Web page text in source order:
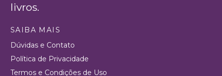
livros.
SAIBA MAIS
Dúvidas e Contato
Política de Privacidade
Termos e Condições de Uso